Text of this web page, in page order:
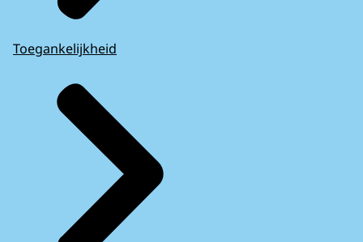
Toegankelijkheid